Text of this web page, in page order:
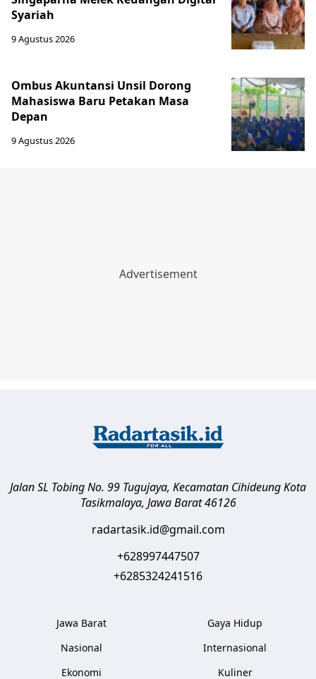
Syariah
9 Agustus 2026
Ombus Akuntansi Unsil Dorong
Mahasiswa Baru Petakan Masa
Depan
9 Agustus 2026
Jalan SL Tobing No. 99 Tugujaya, Kecamatan CihideungKota
Tasikmalaya, Jawa Barat 46126
radartasik.id@gmail.com
+628997447507
+6285324241516
Jawa Barat
Nasional
Ekonomi
Gaya Hidup
Internasional
Kuliner